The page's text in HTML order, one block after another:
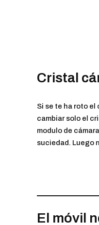
Cristal
Si se te ha roto
cambiar solo el
modulo de
suciedad. Luego
El móvil